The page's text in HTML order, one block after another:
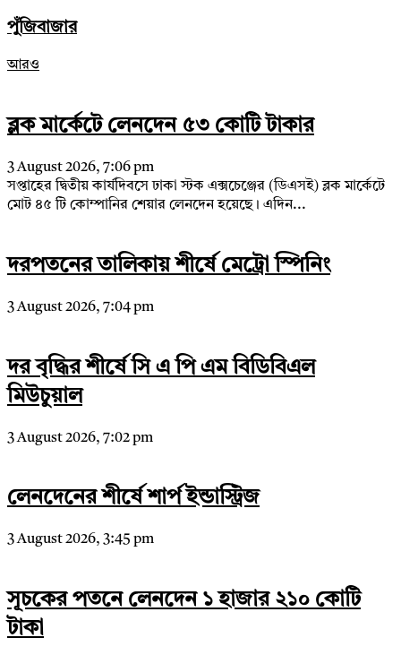
পুঁজিবাজার
আরও
ব্লক মার্কেটে লেনদেন ৫৩ কোটি টাকার
3 August 2026, 7:06 pm
সপ্তাহের দ্বিতীয় কার্যদিবসে ঢাকা স্টক এক্সচেঞ্জের (ডিএসই) ব্লক মার্কেটে
মোট ৪৫ টি কোম্পানির শেয়ার লেনদেন হয়েছে। এদিন...
দরপতনের তালিকায় শীর্ষে মেট্রো স্পিনিং
3 August 2026, 7:04 pm
দর বৃদ্ধির শীর্ষে সি এ পি এম বিডিবিএল
মিউচুয়াল
3 August 2026, 7:02 pm
লেনদেনের শীর্ষে শার্প ইন্ডাস্ট্রিজ
3 August 2026, 3:45 pm
সূচকের পতনে লেনদেন ১ হাজার ২১০ কোটি
টাকা